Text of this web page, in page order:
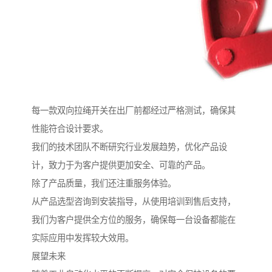
每一款双向拉绳开关在出厂前都经过严格测试，确保其
性能符合设计要求。
我们的技术团队不断研究行业发展趋势，优化产品设
计，致力于为客户提供更加安全、可靠的产品。
除了产品质量，我们还注重服务体验。
从产品选型咨询到安装指导，从使用培训到售后支持，
我们为客户提供全方位的服务，确保每一台设备都能在
实际应用中发挥较大效用。
展望未来